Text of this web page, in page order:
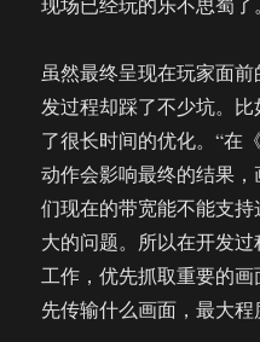
虽然最终呈现在玩家面
发过程却踩了不少坑。
了很长时间的优化。“在
动作会影响最终的结果
们现在的带宽能不能支
大的问题。所以在开发
工作，优先抓取重要的
先传输什么画面，最大